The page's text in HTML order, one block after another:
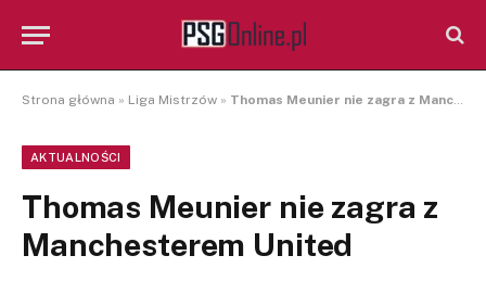
Strona główna » Liga Mistrzów » Thomas Meunier nie zagra z Manchesterem United
AKTUALNOŚCI
Thomas Meunier nie zagra z
Manchesterem United